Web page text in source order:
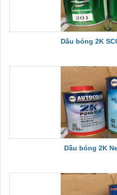
Dầu bóng 2K
Dầu bóng 2K